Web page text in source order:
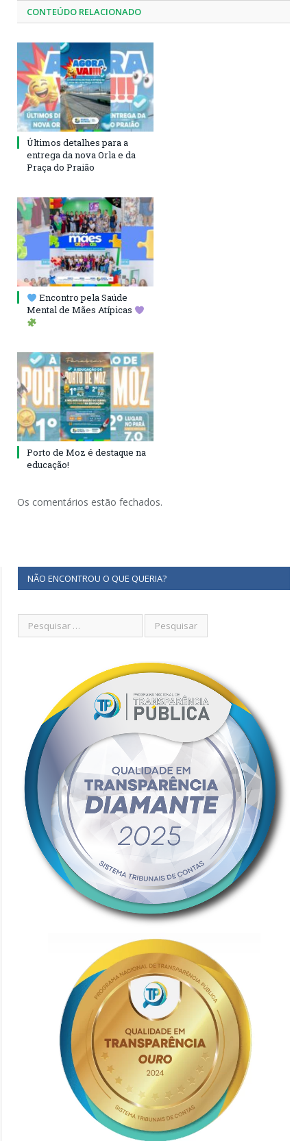
CONTEÚDO RELACIONADO
Últimos detalhes para a
entrega da nova Orla e da
Praça do Praião
Encontro pela Saúde
Mental de Mães Atípicas
Porto de Moz é destaque na
educação!
Os comentários estão fechados.
NÃO ENCONTROU O QUE QUERIA?